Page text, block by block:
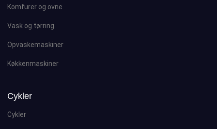
Komfurer og ovne
Vask og tørring
Opvaskemaskiner
Køkkenmaskiner
Cykler
Cykler